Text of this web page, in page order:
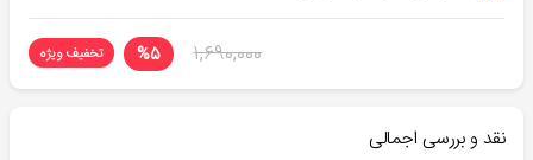
۱,۶۹۰,۰۰۰ %۵ تخفیف ویژه
نقد و بررسی اجمالی